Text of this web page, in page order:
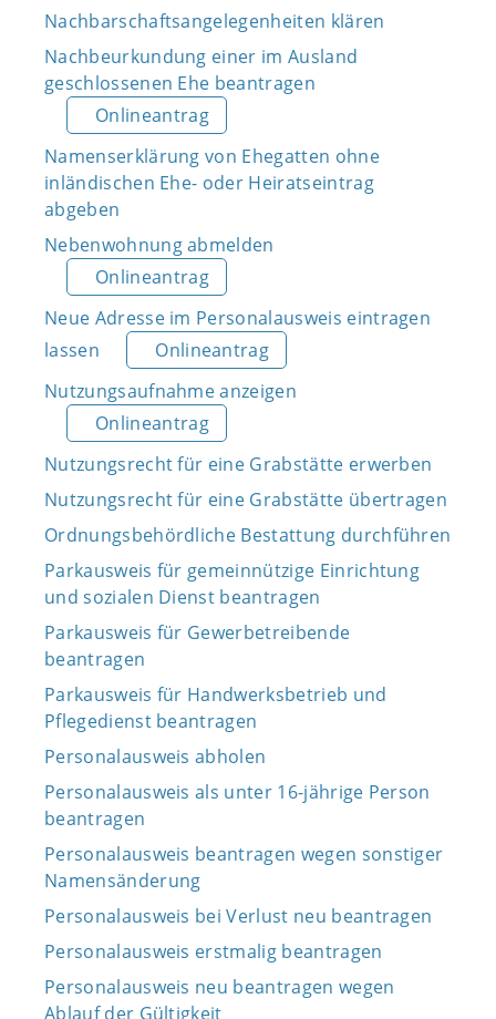
Nachbarschaftsangelegenheiten klären
Nachbeurkundung einer im Ausland
geschlossenen Ehe beantragen
Onlineantrag
Namenserklärung von Ehegatten ohne
inländischen Ehe- oder Heiratseintrag
abgeben
Nebenwohnung abmelden
Onlineantrag
Neue Adresse im Personalausweis eintragen
lassen
Onlineantrag
Nutzungsaufnahme anzeigen
Onlineantrag
Nutzungsrecht für eine Grabstätte erwerben
Nutzungsrecht für eine Grabstätte übertragen
Ordnungsbehördliche Bestattung durchführen
Parkausweis für gemeinnützige Einrichtung
und sozialen Dienst beantragen
Parkausweis für Gewerbetreibende
beantragen
Parkausweis für Handwerksbetrieb und
Pflegedienst beantragen
Personalausweis abholen
Personalausweis als unter 16-jährige Person
beantragen
Personalausweis beantragen wegen sonstiger
Namensänderung
Personalausweis bei Verlust neu beantragen
Personalausweis erstmalig beantragen
Personalausweis neu beantragen wegen
Ablauf der Gültigkeit